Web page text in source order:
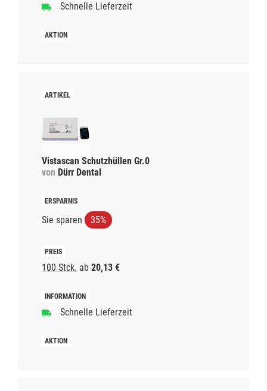
Schnelle Lieferzeit
Vistascan Schutzhüllen Gr.0
von Dürr Dental
Sie sparen 35%
100 Stck. ab 20,13 €
Schnelle Lieferzeit